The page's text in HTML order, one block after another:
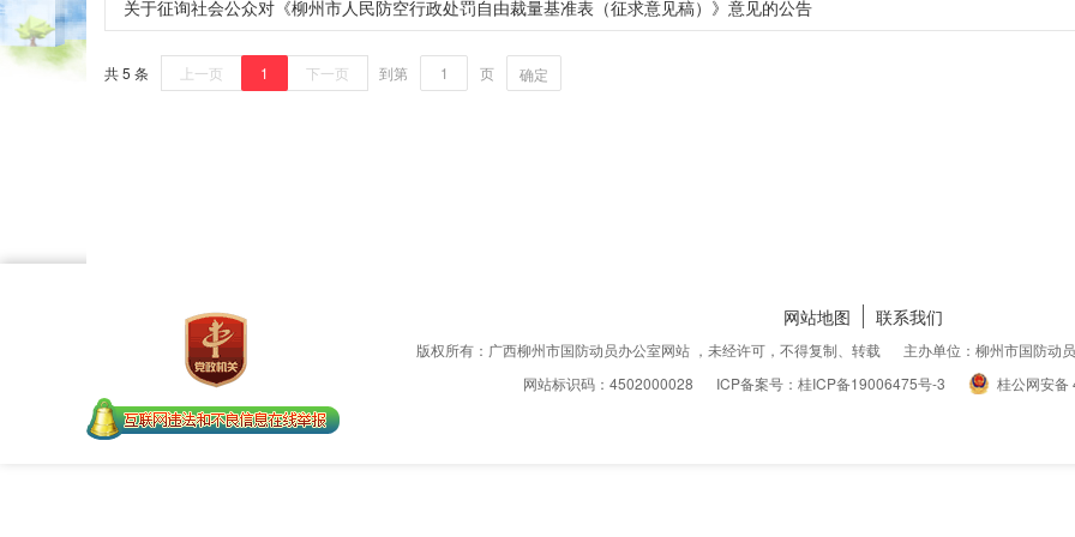
关于征询社会公众对《柳州市人民防空行政处罚自由裁量基准表（征求意见稿）》意见的公告
共 5 条 上一页 1 下一页 到第 页 确定
网站地图 联系我们
版权所有：广西柳州市国防动员办公室网站 ，未经许可，不得复制、转载
主办单位：柳州市国防动
网站标识码：4502000028
ICP备案号：桂ICP备19006475号-3 桂公网安